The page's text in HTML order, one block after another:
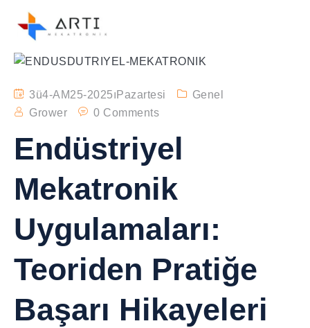
3ü4-AM25-2025ıPazartesi
Genel
Grower
0 Comments
Endüstriyel
Mekatronik
Uygulamaları:
Teoriden Pratiğe
Başarı Hikayeleri